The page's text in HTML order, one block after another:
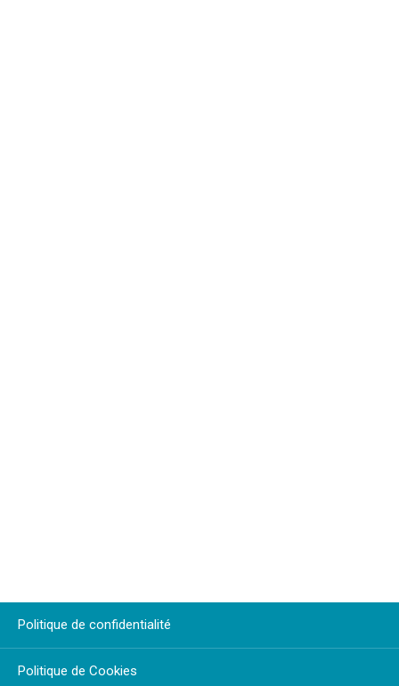
Politique de confidentialité
Politique de Cookies